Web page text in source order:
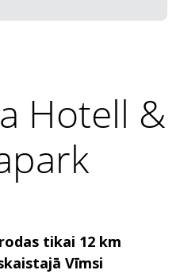
Hotell &
tikai 12 km
Vīmsi